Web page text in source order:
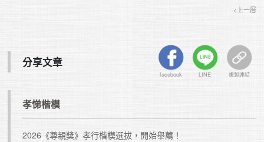
孝悌楷模
2026《尊親獎》孝行楷模選拔，開始舉薦！
分享文章
facebook LINE 複製連結
<上一層